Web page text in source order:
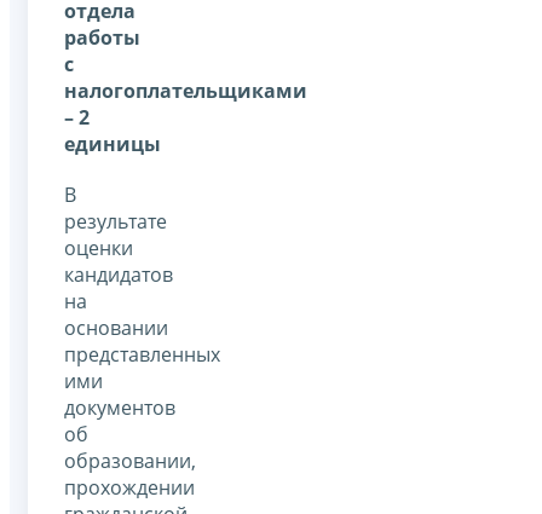
отдела
работы
с
налогоплательщиками
– 2
единицы
В
результате
оценки
кандидатов
на
основании
представленных
ими
документов
об
образовании,
прохождении